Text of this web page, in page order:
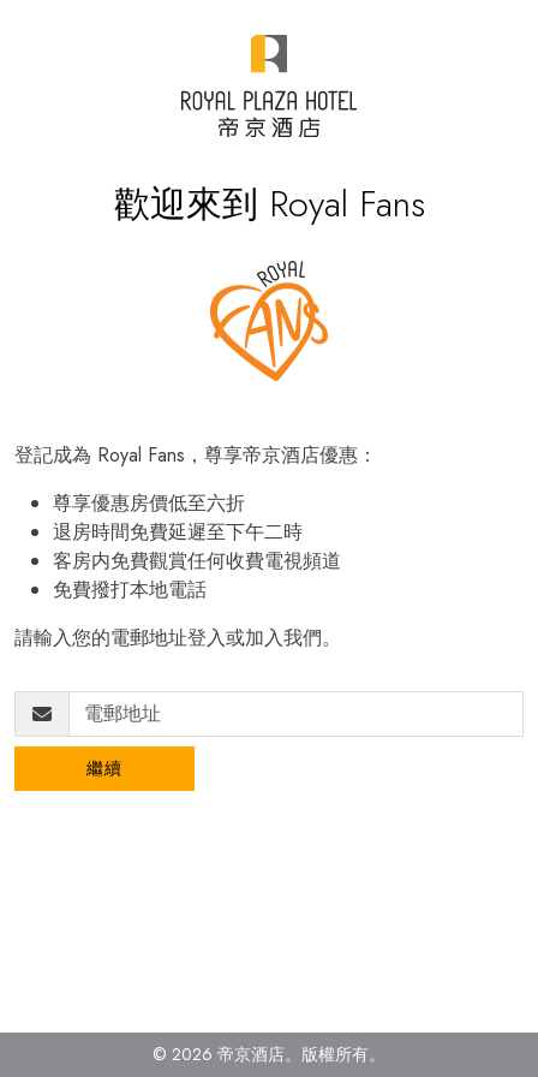
歡迎來到 Royal Fans
登記成為 Royal Fans，尊享帝京酒店優惠：
尊享優惠房價低至六折
退房時間免費延遲至下午二時
客房内免費觀賞任何收費電視頻道
免費撥打本地電話
請輸入您的電郵地址登入或加入我們。
繼續
© 2026 帝京酒店。 版權所有。